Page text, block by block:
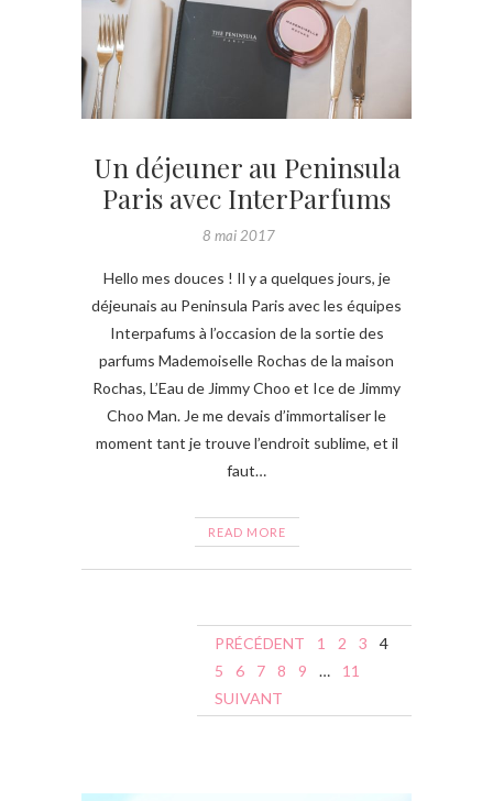
Un déjeuner au Peninsula
Paris avec InterParfums
8 mai 2017
Hello mes douces ! Il y a quelques jours, je
déjeunais au Peninsula Paris avec les équipes
Interpafums à l’occasion de la sortie des
parfums Mademoiselle Rochas de la maison
Rochas, L’Eau de Jimmy Choo et Ice de Jimmy
Choo Man. Je me devais d’immortaliser le
moment tant je trouve l’endroit sublime, et il
faut…
READ MORE
g
PRÉCÉDENT 1 2 3
4
5
6 7 8 9 …
11
SUIVANT